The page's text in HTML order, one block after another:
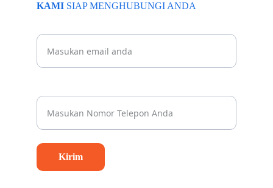
KAMI SIAP MENGHUBUNGI ANDA
Kirim